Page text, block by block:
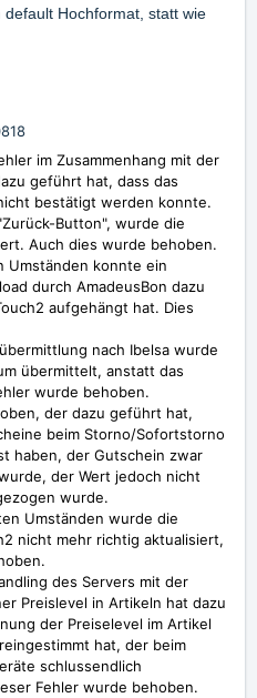
Hochformat, statt wie
im Zusammenhang mit der
geführt hat, dass das
bestätigt werden konnte.
Button", wurde die
Auch dies wurde behoben.
Umständen konnte ein
durch AmadeusBon dazu
aufgehängt hat. Dies
nach Ibelsa wurde
übermittelt, anstatt das
wurde behoben.
der dazu geführt hat,
beim Storno/Sofortstorno
haben, der Gutschein zwar
der Wert jedoch nicht
wurde.
Umständen wurde die
nicht mehr richtig aktualisiert,
des Servers mit der
Preislevel in Artikeln hat dazu
der Preiselevel im Artikel
hat, der beim
schlussendlich
Fehler wurde behoben.